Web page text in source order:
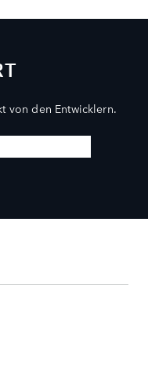
von den Entwicklern.